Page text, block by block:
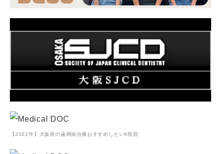
【2022年】大阪府の歯周病治療おすすめしたい6医院